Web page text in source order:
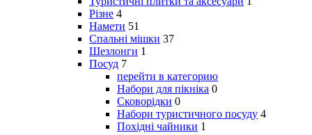
Різне 4
Намети 51
Спальні мішки 37
Шезлонги 1
Посуд 7
перейти в категорию
Набори для пікніка 0
Сковорідки 0
Набори туристичного посуду 4
Похідні чайники 1